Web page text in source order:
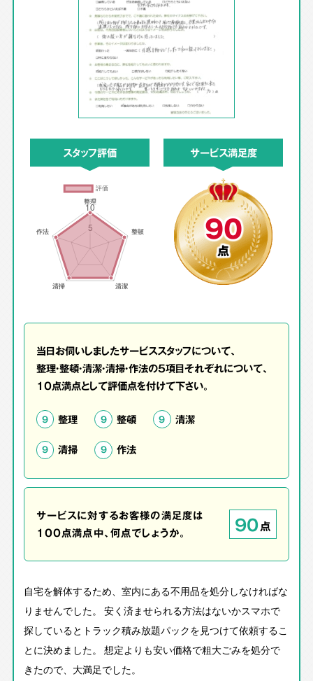
スタッフ評価 サービス満足度
90
点
当日お伺いしましたサービススタッフについて、
整理・整頓・清潔・清掃・作法の5項目それぞれについて、
10点満点として評価点を付けて下さい。
9 整理 9 整頓 9 清潔
9 清掃 9 作法
サービスに対するお客様の満足度は
100点満点中、何点でしょうか。
90点
自宅を解体するため、室内にある不用品を処分しなければな
りませんでした。 安く済ませられる方法はないかスマホで
探しているとトラック積み放題パックを見つけて依頼するこ
とに決めました。 想定よりも安い価格で粗大ごみを処分で
きたので、大満足でした。